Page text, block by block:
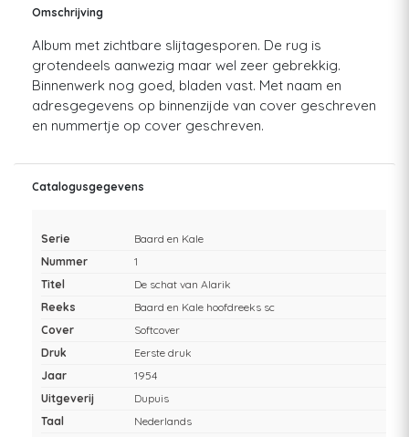
Omschrijving
Album met zichtbare slijtagesporen. De rug is
grotendeels aanwezig maar wel zeer gebrekkig.
Binnenwerk nog goed, bladen vast. Met naam en
adresgegevens op binnenzijde van cover geschreven
en nummertje op cover geschreven.
Catalogusgegevens
Serie
Baard en Kale
Nummer
1
Titel
De schat van Alarik
Reeks
Baard en Kale hoofdreeks sc
Cover
Softcover
Druk
Eerste druk
Jaar
1954
Uitgeverij
Dupuis
Taal
Nederlands